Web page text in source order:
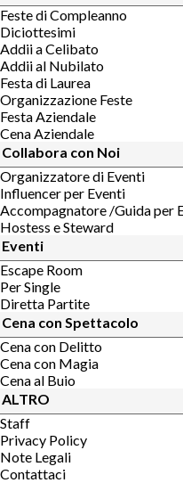
Feste di Compleanno
Diciottesimi
Addii a Celibato
Addii al Nubilato
Festa di Laurea
Organizzazione Feste
Festa Aziendale
Cena Aziendale
Collabora con Noi
Organizzatore di Eventi
Influencer per Eventi
Accompagnatore /Guida per
Hostess e Steward
Eventi
Escape Room
Per Single
Diretta Partite
Cena con Spettacolo
Cena con Delitto
Cena con Magia
Cena al Buio
ALTRO
Staff
Privacy Policy
Note Legali
Contattaci